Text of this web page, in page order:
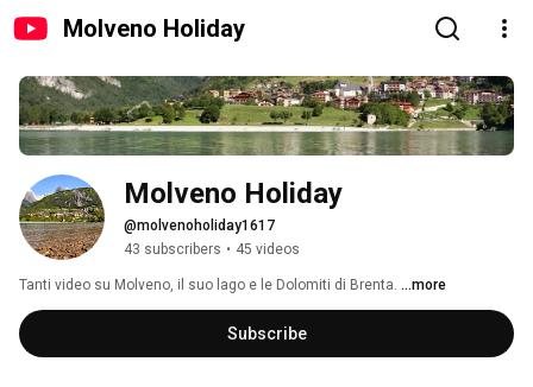
Molveno Holiday
Molveno Holiday
@molvenoholiday1617
43 subscribers • 45 videos
Tanti video su Molveno, il suo lago e le Dolomiti di Brenta. ...more
Subscribe